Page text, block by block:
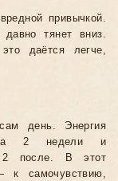
привычкой.
давно тянет вниз.
даётся легче,
день. Энергия
за 2 недели и
2 после. В этот
к самочувствию,